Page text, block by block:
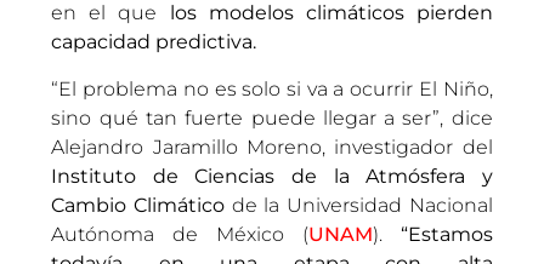
en el que los modelos climáticos pierden
capacidad predictiva.
“El problema no es solo si va a ocurrir El Niño,
sino qué tan fuerte puede llegar a ser”, dice
Alejandro Jaramillo Moreno, investigador del
Instituto de Ciencias de la Atmósfera y
Cambio Climático de la Universidad Nacional
Autónoma de México (UNAM). “Estamos